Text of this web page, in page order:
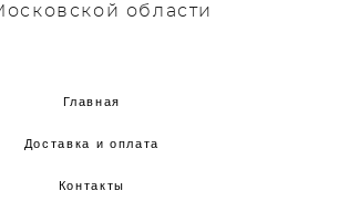
области
Главная
Доставка и оплата
Контакты